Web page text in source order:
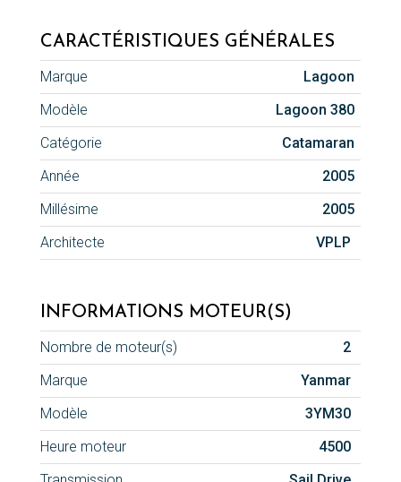
CARACTÉRISTIQUES GÉNÉRALES
Marque
Lagoon
Modèle
Lagoon 380
Catégorie
Catamaran
Année
2005
Millésime
2005
Architecte
VPLP
INFORMATIONS MOTEUR(S)
Nombre de moteur(s)
2
Marque
Yanmar
Modèle
3YM30
Heure moteur
4500